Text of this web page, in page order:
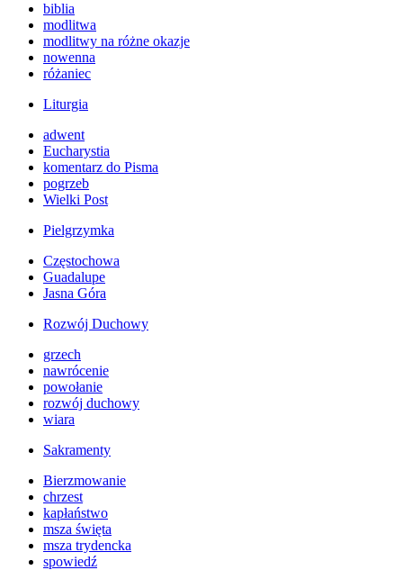
biblia
modlitwa
modlitwy na różne okazje
nowenna
różaniec
Liturgia
adwent
Eucharystia
komentarz do Pisma
pogrzeb
Wielki Post
Pielgrzymka
Częstochowa
Guadalupe
Jasna Góra
Rozwój Duchowy
grzech
nawrócenie
powołanie
rozwój duchowy
wiara
Sakramenty
Bierzmowanie
chrzest
kapłaństwo
msza święta
msza trydencka
spowiedź